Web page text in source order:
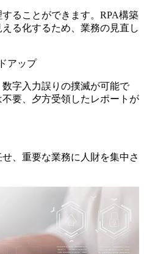
ることができます。RPA構築
る化するため、業務の見直し
アップ
字入力誤りの撲滅が可能で
要、夕方受領したレポートが
、重要な業務に人財を集中さ